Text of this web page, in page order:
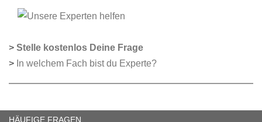
> Stelle kostenlos Deine Frage
> In welchem Fach bist du Experte?
HÄUFIGE FRAGEN